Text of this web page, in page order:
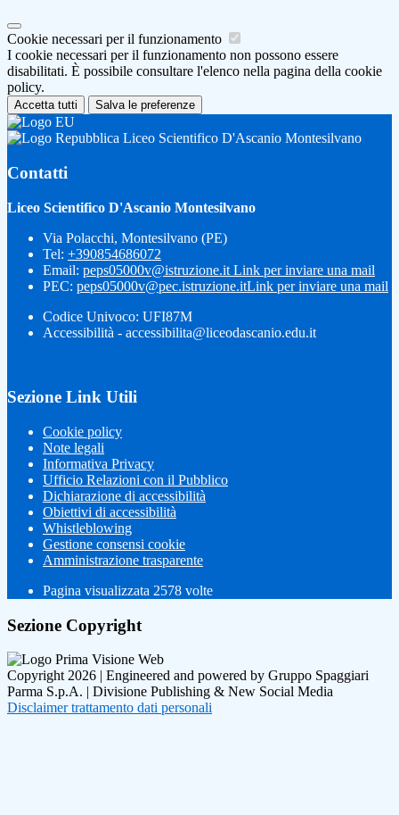
Cookie necessari per il funzionamento
I cookie necessari per il funzionamento non possono essere
disabilitati. È possibile consultare l'elenco nella pagina della cookie
policy.
Accetta tutti Salva le preferenze
Liceo Scientifico D'Ascanio Montesilvano
Contatti
Liceo Scientifico D'Ascanio Montesilvano
Via Polacchi, Montesilvano (PE)
Tel: +390854686072
Email: peps05000v@istruzione.it Link per inviare una mail
PEC: peps05000v@pec.istruzione.itLink per inviare una mail
Codice Univoco: UFI87M
Accessibilità - accessibilita@liceodascanio.edu.it
Sezione Link Utili
Cookie policy
Note legali
Informativa Privacy
Ufficio Relazioni con il Pubblico
Dichiarazione di accessibilità
Obiettivi di accessibilità
Whistleblowing
Gestione consensi cookie
Amministrazione trasparente
Pagina visualizzata 2578 volte
Sezione Copyright
Copyright 2026 | Engineered and powered by Gruppo Spaggiari
Parma S.p.A. | Divisione Publishing & New Social Media
Disclaimer trattamento dati personali